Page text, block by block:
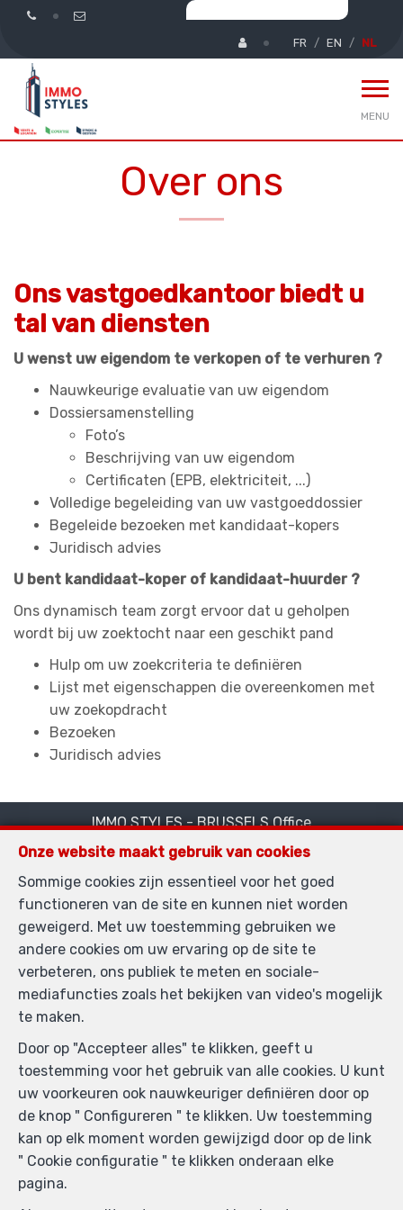
FR EN NL
MENU
Over ons
Ons vastgoedkantoor biedt u
tal van diensten
U wenst uw eigendom te verkopen of te verhuren ?
Nauwkeurige evaluatie van uw eigendom
Dossiersamenstelling
Foto’s
Beschrijving van uw eigendom
Certificaten (EPB, elektriciteit, ...)
Volledige begeleiding van uw vastgoeddossier
Begeleide bezoeken met kandidaat-kopers
Juridisch advies
U bent kandidaat-koper of kandidaat-huurder ?
Ons dynamisch team zorgt ervoor dat u geholpen
wordt bij uw zoektocht naar een geschikt pand
Hulp om uw zoekcriteria te definiëren
Lijst met eigenschappen die overeenkomen met
uw zoekopdracht
Bezoeken
Juridisch advies
Onze website maakt gebruik van cookies
Sommige cookies zijn essentieel voor het goed
functioneren van de site en kunnen niet worden
geweigerd. Met uw toestemming gebruiken we
andere cookies om uw ervaring op de site te
verbeteren, ons publiek te meten en sociale-
mediafuncties zoals het bekijken van video's mogelijk
te maken.
Door op "Accepteer alles" te klikken, geeft u
toestemming voor het gebruik van alle cookies. U kunt
uw voorkeuren ook nauwkeuriger definiëren door op
de knop " Configureren " te klikken. Uw toestemming
kan op elk moment worden gewijzigd door op de link
" Cookie configuratie " te klikken onderaan elke
pagina.
IMMO STYLES - BRUSSELS Office
Boulevard Louis Schmidt 10
TEL. +32 2 654 00 41
—
MOB. +32 477 84 65 00
—
info@immostyles.be
BIV-erkende vastgoedmakelaar-bemiddelaar in België,
0563.856.842- Toezichthoudende Autoriteit :
Beroepinstituut van Vastgoedmakelaars
Luxemburgstraat, 16B - 1000 Brussel (+32 2 505 38 50
- info@biv.be) -www.biv.be-Deontologische code
BA en borgstelling via NV AXA Belgium, Troonplein 1,
1000 Brussel (polisnr. 730.390.160) Dekking geldt voor
activiteiten die in België worden uitgevoerd